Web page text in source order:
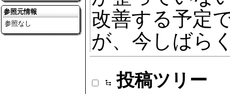
参照元情報
参照なし
改善する予定
が、今しばら
投稿ツリー